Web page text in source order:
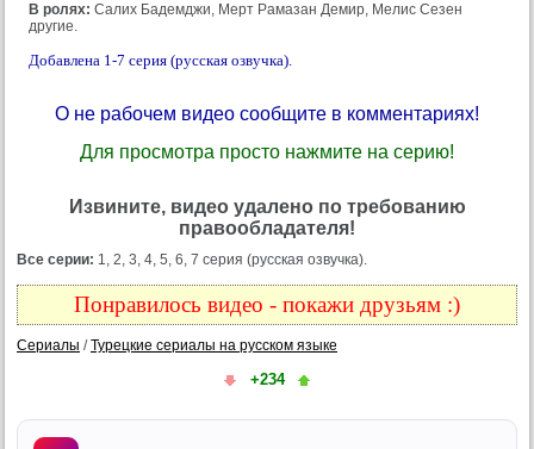
В ролях: Салих Бадемджи, Мерт Рамазан Демир, Мелис Сезен
другие.
Добавлена 1-7 серия (русская озвучка).
О не рабочем видео сообщите в комментариях!
Для просмотра просто нажмите на серию!
Извините, видео удалено по требованию
правообладателя!
Все серии: 1, 2, 3, 4, 5, 6, 7 серия (русская озвучка).
Понравилось видео - покажи друзьям :)
Сериалы /Турецкие сериалы на русском языке
+234